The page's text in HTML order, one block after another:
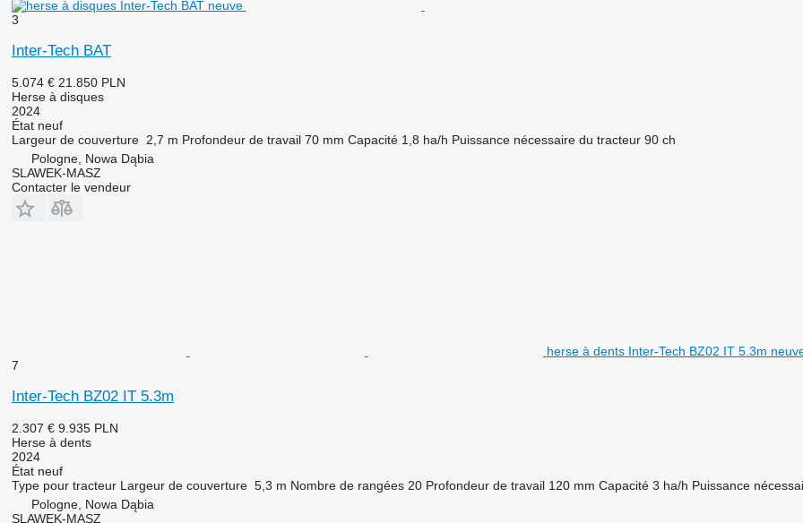
3
Inter-Tech BAT
5.074 € 21.850 PLN
Herse à disques
2024
Étatneuf
Largeur de couverture 2,7 m Profondeur de travail 70 mm Capacité 1,8 ha/h Puissance nécessaire du tracteur 90 ch
Pologne, Nowa Dąbia
SLAWEK-MASZ
Contacter le vendeur
herse à dents Inter-Tech BZ02 IT 5.3m
7
Inter-Tech BZ02 IT 5.3m
2.307 € 9.935 PLN
Herse à dents
2024
Étatneuf
Type pour tracteur Largeur de couverture 5,3 m Nombre de rangées 20 Profondeur de travail 120 mm Capacité 3 ha/h Puissance
Pologne, Nowa Dąbia
SLAWEK-MASZ